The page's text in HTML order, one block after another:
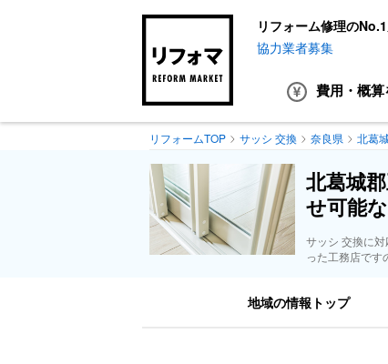
リフォーム修理の
協力業者募集
費用・概算
リフォームTOP サッシ 交換 奈良県 北葛
北葛城
せ可能
サッシ 交換に
った工務店です
地域の情報トップ